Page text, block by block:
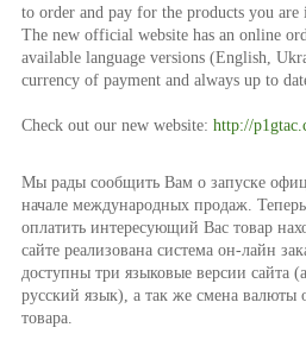
to order and pay for the products you are
The new official website has an online
available language versions (English,
currency of payment and always up to
Check out our new website: http://
Мы рады сообщить Вам о запуске
начале международных продаж.
оплатить интересующий Вас товар
сайте реализована система он-лайн
доступны три языковые версии сайта
русский язык), а так же смена валюты
товара.